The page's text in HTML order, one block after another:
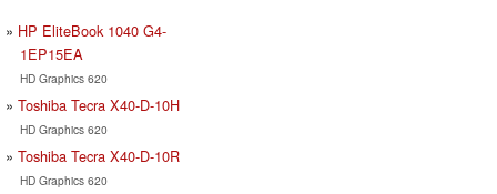
HP EliteBook 1040 G4-
1EP15EA
HD Graphics 620
Toshiba Tecra X40-D-10H
HD Graphics 620
Toshiba Tecra X40-D-10R
HD Graphics 620